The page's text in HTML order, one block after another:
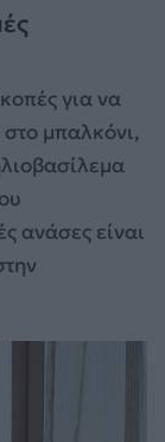
για να
μπαλκόνι,
ανάσες είναι